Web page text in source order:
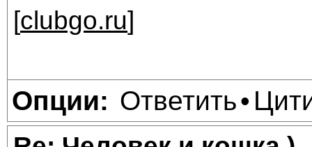
[clubgo.ru]
Опции: Ответить•